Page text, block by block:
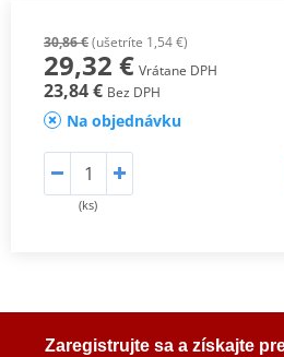
30,86 €(ušetríte 1,54 €)
29,32 € Vrátane DPH
23,84 € Bez DPH
Na objednávku
(ks)
Zaregistrujte sa a získajte